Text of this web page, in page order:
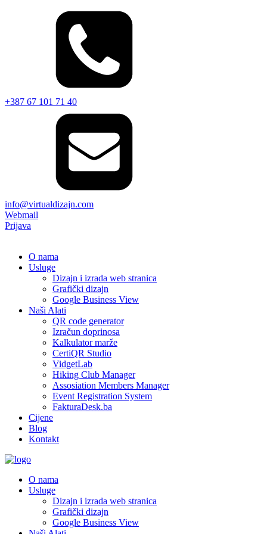
+387 67 101 71 40
info@virtualdizajn.com
Webmail
Prijava
O nama
Usluge
Dizajn i izrada web stranica
Grafički dizajn
Google Business View
Naši Alati
QR code generator
Izračun doprinosa
Kalkulator marže
CertiQR Studio
VidgetLab
Hiking Club Manager
Assosiation Members Manager
Event Registration System
FakturaDesk.ba
Cijene
Blog
Kontakt
O nama
Usluge
Dizajn i izrada web stranica
Grafički dizajn
Google Business View